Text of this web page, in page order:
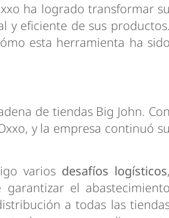
ha logrado transformar su
y eficiente de sus productos.
esta herramienta ha sido
de tiendas Big John. Con
y la empresa continuó su
varios desafíos logísticos,
el abastecimiento
a todas las